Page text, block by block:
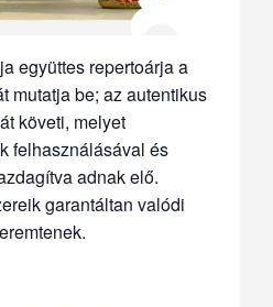
együttes repertoárja a
mutatja be; az autentikus
követi, melyet
felhasználásával és
adnak elő.
garantáltan valódi